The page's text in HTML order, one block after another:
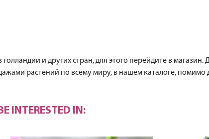
и других стран, для этого перейдите в
растений по всему миру, в нашем каталоге,
INTERESTED IN: